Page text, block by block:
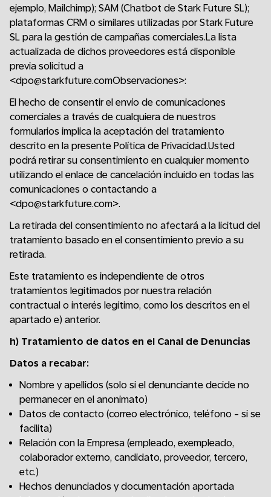
ejemplo, Mailchimp); SAM (Chatbot de Stark Future SL);
plataformas CRM o similares utilizadas por Stark Future
SL para la gestión de campañas comerciales.La lista
actualizada de dichos proveedores está disponible
previa solicitud a
<dpo@starkfuture.comObservaciones>:
El hecho de consentir el envío de comunicaciones
comerciales a través de cualquiera de nuestros
formularios implica la aceptación del tratamiento
descrito en la presente Política de Privacidad.Usted
podrá retirar su consentimiento en cualquier momento
utilizando el enlace de cancelación incluido en todas las
comunicaciones o contactando a
<dpo@starkfuture.com>.
La retirada del consentimiento no afectará a la licitud del
tratamiento basado en el consentimiento previo a su
retirada.
Este tratamiento es independiente de otros
tratamientos legitimados por nuestra relación
contractual o interés legítimo, como los descritos en el
apartado e) anterior.
h) Tratamiento de datos en el Canal de Denuncias
Datos a recabar:
Nombre y apellidos (solo si el denunciante decide no
permanecer en el anonimato)
Datos de contacto (correo electrónico, teléfono - si se
facilita)
Relación con la Empresa (empleado, exempleado,
colaborador externo, candidato, proveedor, tercero,
etc.)
Hechos denunciados y documentación aportada